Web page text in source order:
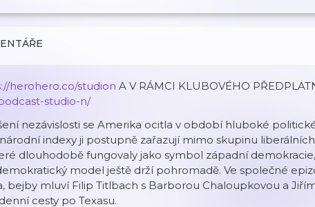
herohero.co/studion A V RÁMCI KLUBOVÉHO
studio-n/
nezávislosti se Amerika ocitla v období hluboké
indexy ji postupně zařazují mimo skupinu liberálních
dlouhodobě fungovaly jako symbol západní
model ještě drží pohromadě. Ve společné
bejby mluví Filip Titlbach s Barborou Chaloupkovou a
cesty po Texasu.